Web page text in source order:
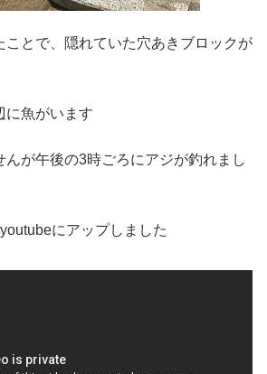
ことで、隠れていた穴あきブロックが
に魚がいます
んが午後の3時ごろにアジが釣れまし
にアップしました